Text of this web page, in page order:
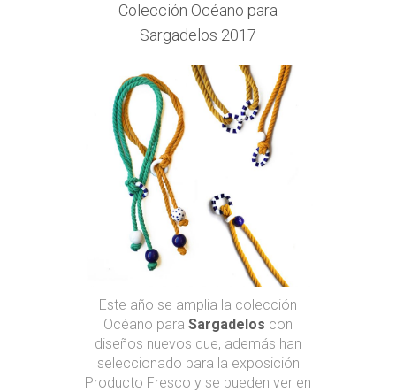
Colección Océano para
Sargadelos 2017
Este año se amplia la colección
Océano para Sargadelos con
diseños nuevos que, además han
seleccionado para la exposición
Producto Fresco y se pueden ver en